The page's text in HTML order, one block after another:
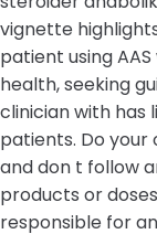
vignette
patient using
health, seeking
clinician with has
patients. Do your
and don t follow
products or
responsible for